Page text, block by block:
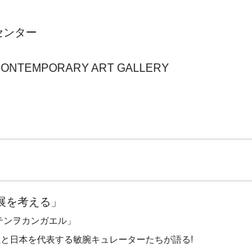
ンター
ART GALLERY
考える」
ヲカンガエル」
日本を代表する敏腕キュレーターたちが語る!